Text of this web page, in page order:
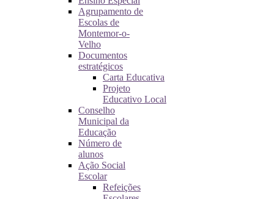
Agrupamento de
Escolas de
Montemor-o-
Velho
Documentos
estratégicos
Carta Educativa
Projeto
Educativo Local
Conselho
Municipal da
Educação
Número de
alunos
Ação Social
Escolar
Refeições